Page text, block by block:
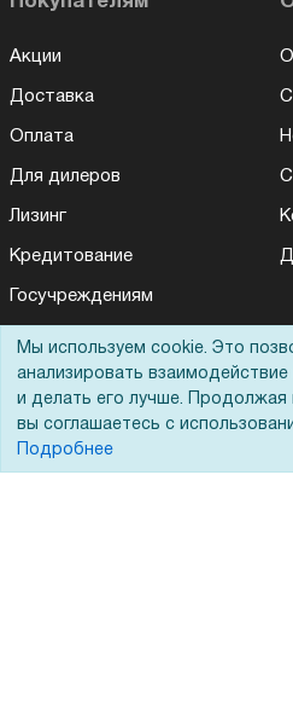
Акции
Доставка
Оплата
Для дилеров
Лизинг
Кредитование
Госучреждениям
Бренды
О
Мы используем cookie. Это
анализировать
и делать его лучше. Продолжая
вы соглашаетесь с
Подробнее